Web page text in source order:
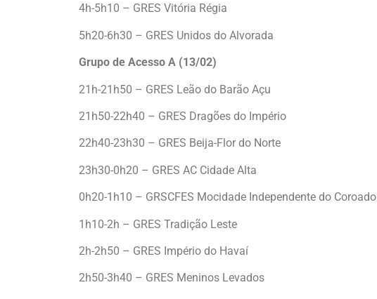
4h-5h10 – GRES Vitória Régia
5h20-6h30 – GRES Unidos do Alvorada
Grupo de Acesso A (13/02)
21h-21h50 – GRES Leão do Barão Açu
21h50-22h40 – GRES Dragões do Império
22h40-23h30 – GRES Beija-Flor do Norte
23h30-0h20 – GRES AC Cidade Alta
0h20-1h10 – GRSCFES Mocidade Independente do Coroado
1h10-2h – GRES Tradição Leste
2h-2h50 – GRES Império do Havaí
2h50-3h40 – GRES Meninos Levados